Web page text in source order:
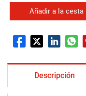
Añadir a la cesta
Descripción